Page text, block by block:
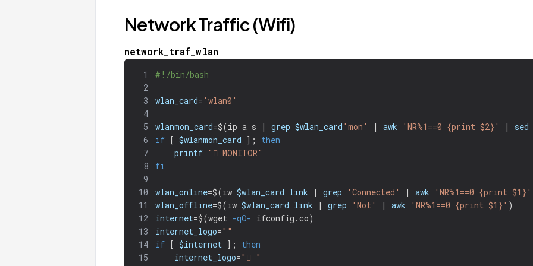
Network Traffic (Wifi)
network_traf_wlan
1
#!/bin/bash
2
3
wlan_card= 'wlan0'
4
5
wlanmon_card=$(ip a s | grep $wlan_card 'mon' | awk 'NR%1==0 {print $2}' | sed
6
if [ $wlanmon_card ] ;
then
7
printf " MONITOR"
8
fi
9
10
wlan_online=$(iw $wlan_card link | grep 'Connected' | awk 'NR%1==0 {print $1}'
11
wlan_offline=$(iw $wlan_card link | grep 'Not' | awk 'NR%1==0 {print $1}' )
12
internet=$(wget -qO- ifconfig.co)
13
internet_logo=""
14
if [ $internet ] ;
then
15
internet_logo=" "